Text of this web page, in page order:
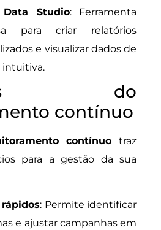
Data Studio: Ferramenta
para criar relatórios
e visualizar dados de
intuitiva.
do
contínuo
contínuo traz
para a gestão da sua
: Permite identificar
e ajustar campanhas em